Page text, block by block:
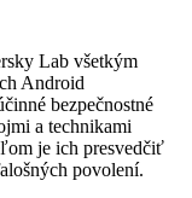
Lab všetkým
Android
bezpečnostné
a technikami
je ich presvedčiť
povolení.